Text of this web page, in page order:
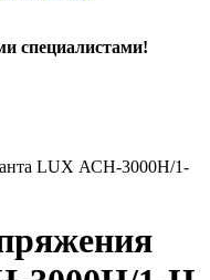
специалистами!
LUX АСН-3000Н/1-